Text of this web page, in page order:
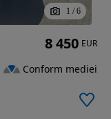
1 / 6
8 450 EUR
Conform mediei